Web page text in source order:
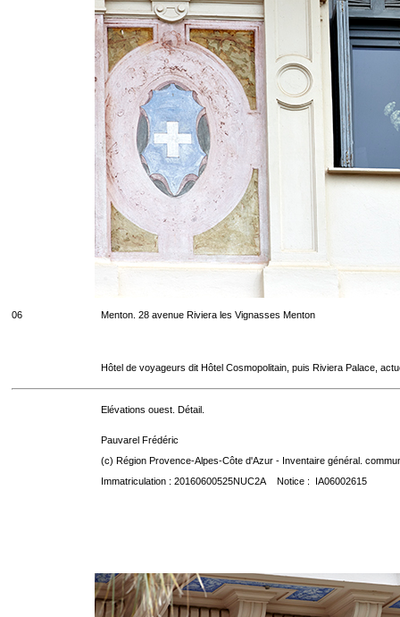
06 Menton. 28 avenue Riviera les Vignasses Menton
Hôtel de voyageurs dit Hôtel Cosmopolitain, puis Riviera Palace,
Elévations ouest. Détail.
Pauvarel Frédéric
(c) Région Provence-Alpes-Côte d'Azur - Inventaire général.
Immatriculation : 20160600525NUC2A Notice : IA06002615